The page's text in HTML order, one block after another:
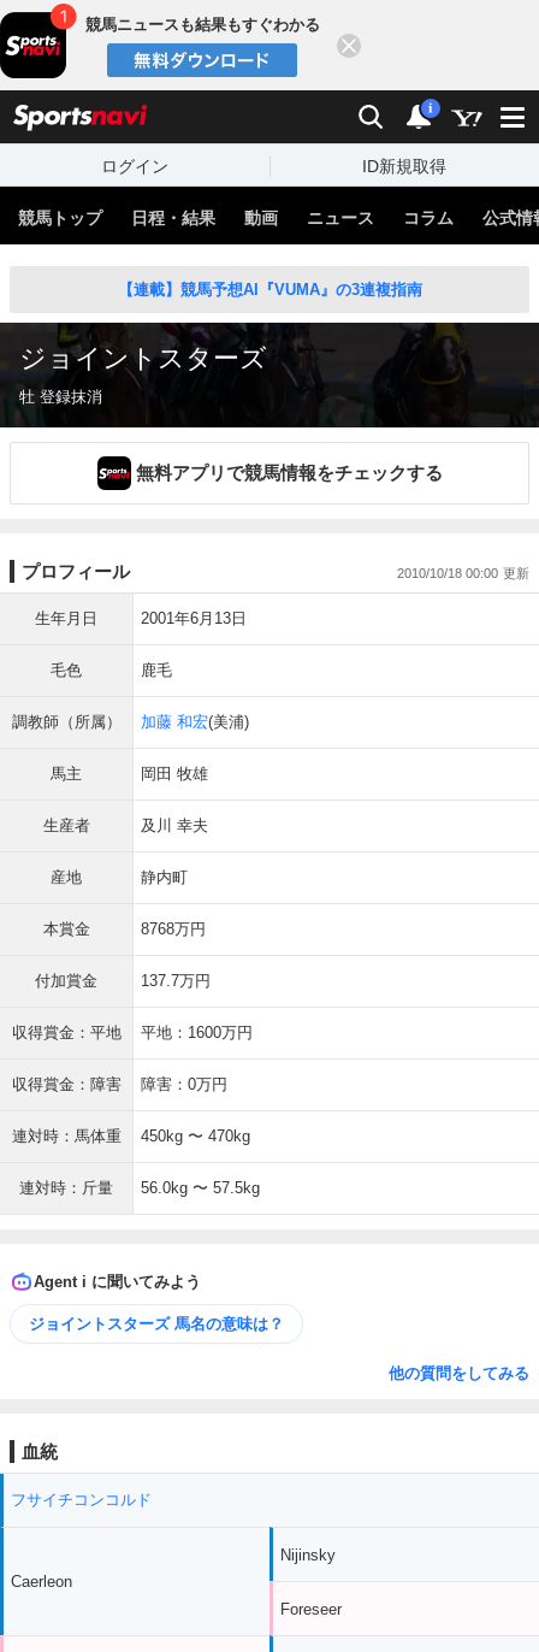
競馬ニュースも結果もすぐわかる
検索 通知
i
ログイン ID新規取得
競馬トップ 日程・結果 動画 ニュース コラム 公式情
【連載】競馬予想AI『VUMA』の3連複指南
ジョイントスターズ
牡 登録抹消
無料アプリで競馬情報をチェックする
プロフィール 2010/10/18 00:00
生年月日 2001年6月13日
毛色 鹿毛
調教師（所属） 加藤 和宏(美浦)
馬主 岡田 牧雄
生産者 及川 幸夫
産地 静内町
本賞金 8768万円
付加賞金 137.7万円
収得賞金：平地 平地：1600万円
収得賞金：障害 障害：0万円
連対時：馬体重 450kg 〜 470kg
連対時：斤量 56.0kg 〜 57.5kg
Agent i に聞いてみよう
ジョイントスターズ 馬名の意味は？
他の質問をしてみる
血統
フサイチコンコルド
Caerleon
Nijinsky
Foreseer